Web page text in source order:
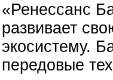
«Ренессанс
развивает
экосистему.
передовые